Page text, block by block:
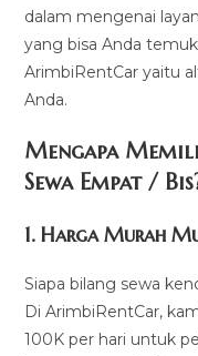
dalam mengenai
yang bisa Anda
ArimbiRentCar yaitu
Anda.
Mengapa
Sewa Empat /
1.Harga Murah
Siapa bilang sewa
Di ArimbiRentCar,
100K per hari untuk